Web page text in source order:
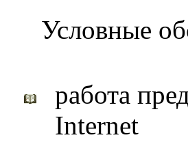
Условные
работа
Internet